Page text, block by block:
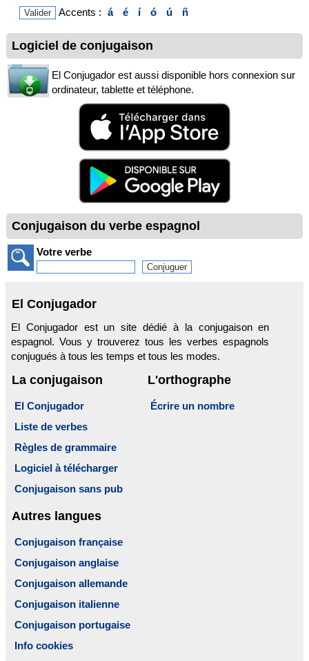
Accents : á é í ó ú ñ
Logiciel de conjugaison
El Conjugador est aussi disponible hors connexion sur
ordinateur, tablette et téléphone.
Conjugaison du verbe espagnol
Votre verbe
El Conjugador
El Conjugador est un site dédié à la conjugaison en
espagnol. Vous y trouverez tous les verbes espagnols
conjugués à tous les temps et tous les modes.
La conjugaison
El Conjugador
Liste de verbes
Règles de grammaire
Logiciel à télécharger
Conjugaison sans pub
L'orthographe
Écrire un nombre
Autres langues
Conjugaison française
Conjugaison anglaise
Conjugaison allemande
Conjugaison italienne
Conjugaison portugaise
Info cookies